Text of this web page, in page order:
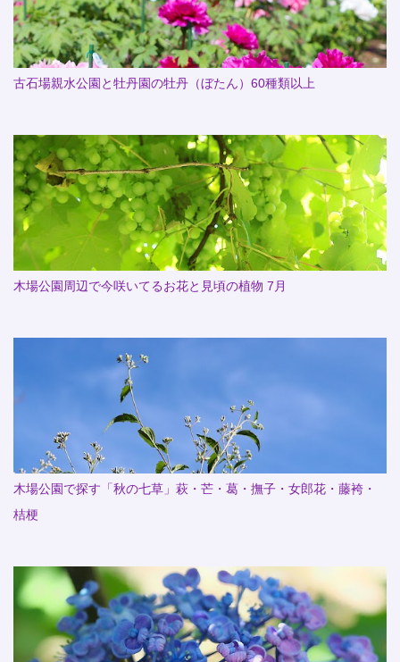
古石場親水公園と牡丹園の牡丹（ぼたん）60種類以上
木場公園周辺で今咲いてるお花と見頃の植物 7月
木場公園で探す「秋の七草」萩・芒・葛・撫子・女郎花・藤袴・
桔梗